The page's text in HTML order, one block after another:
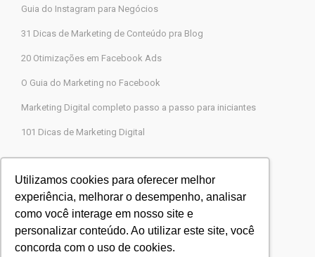
Utilizamos cookies para oferecer melhor
experiência, melhorar o desempenho, analisar
como você interage em nosso site e
personalizar conteúdo. Ao utilizar este site, você
concorda com o uso de cookies.
Guia do Instagram para Negócios
31 Dicas de Marketing de Conteúdo pra Blog
20 Otimizações em Facebook Ads
O Guia do Marketing no Facebook
Marketing Digital completo passo a passo para iniciantes
101 Dicas de Marketing Digital
Agência Legions Marketing Digital
Rua Gaspar Moreira, 22, Butantã, São Paulo-SP
CEP 05505-000